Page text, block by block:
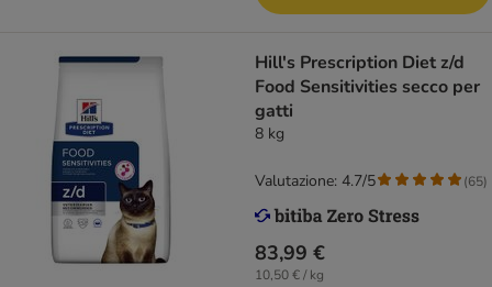
Hill's Prescription Diet z/d
Food Sensitivities secco per
gatti
8 kg
83,99 €
10,50 € / kg
Valutazione: 4.7/5 (65)